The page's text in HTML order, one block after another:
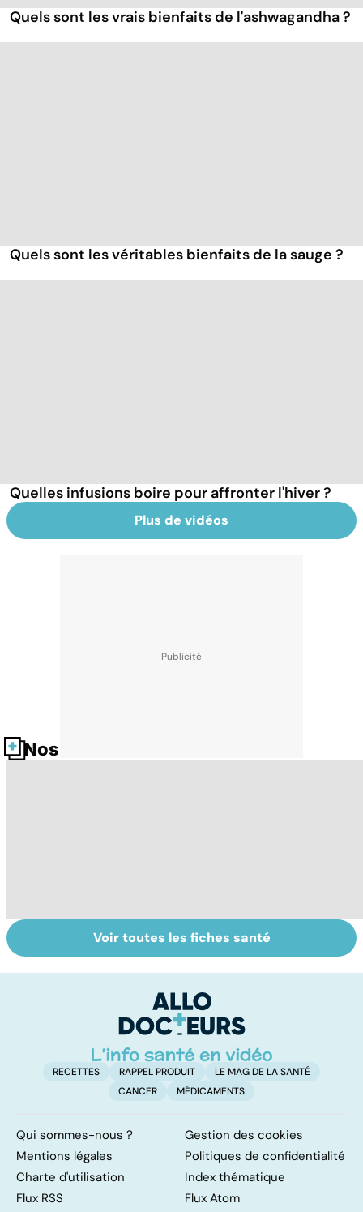
Quels sont les vrais bienfaits de l'ashwagandha ?
Quels sont les véritables bienfaits de la sauge ?
Quelles infusions boire pour affronter l'hiver ?
Plus de vidéos
Nos fiches santé
Retrouver du
tonus grâce aux
Remèdes
naturels : les
mères
Voir toutes les fiches santé
RECETTES RAPPEL PRODUIT
LE MAG DE LA SANTÉ
CANCER
MÉDICAMENTS
Qui sommes-nous ?
Gestion des cookies
Mentions légales
Politiques de confidentialité
Charte d'utilisation
Index thématique
Flux RSS
Flux Atom